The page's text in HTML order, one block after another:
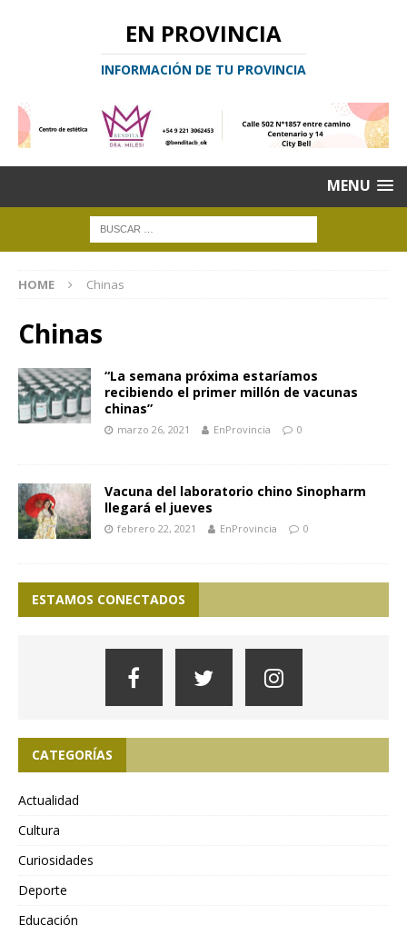
EN PROVINCIA
INFORMACIÓN DE TU PROVINCIA
MENU
HOME Chinas
Chinas
“La semana próxima estaríamos
recibiendo el primer millón de vacunas
chinas”
marzo 26, 2021 EnProvincia 0
Vacuna del laboratorio chino Sinopharm
llegará el jueves
febrero 22, 2021 EnProvincia 0
ESTAMOS CONECTADOS
CATEGORÍAS
Actualidad
Cultura
Curiosidades
Deporte
Educación